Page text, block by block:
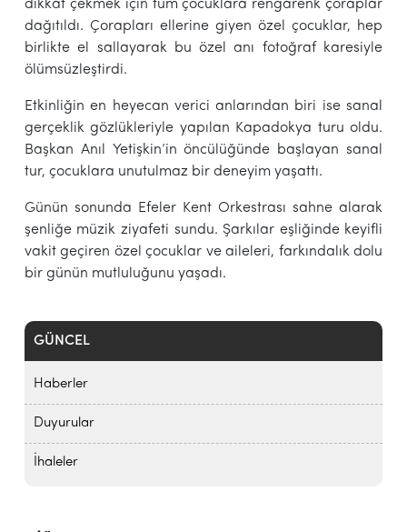
GÜNCEL
Haberler
Duyurular
İhaleler
dikkat çekmek için tüm çocuklara rengarenk çoraplar
dağıtıldı. Çorapları ellerine giyen özel çocuklar, hep
birlikte el sallayarak bu özel anı fotoğraf karesiyle
ölümsüzleştirdi.
Etkinliğin en heyecan verici anlarından biri ise sanal
gerçeklik gözlükleriyle yapılan Kapadokya turu oldu.
Başkan Anıl Yetişkin’in öncülüğünde başlayan sanal
tur, çocuklara unutulmaz bir deneyim yaşattı.
Günün sonunda Efeler Kent Orkestrası sahne alarak
şenliğe müzik ziyafeti sundu. Şarkılar eşliğinde keyifli
vakit geçiren özel çocuklar ve aileleri, farkındalık dolu
bir günün mutluluğunu yaşadı.